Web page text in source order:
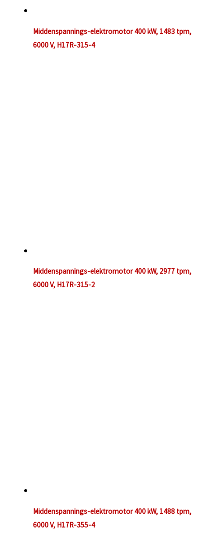
Middenspannings-elektromotor 400 kW, 1483 tpm,
6000 V, H17R-315-4
Middenspannings-elektromotor 400 kW, 2977 tpm,
6000 V, H17R-315-2
Middenspannings-elektromotor 400 kW, 1488 tpm,
6000 V, H17R-355-4